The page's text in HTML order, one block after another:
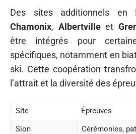
Des sites additionnels en
Chamonix, Albertvilleet
être intégrés pour
spécifiques, notamment en
ski. Cette coopération
l’attrait et la diversité des
Site
Épreuves
Sion
Cérémonies,